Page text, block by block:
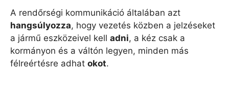
A rendőrségi kommunikáció általában azt
hangsúlyozza, hogy vezetés közben a jelzéseket
a jármű eszközeivel kell adni, a kéz csak a
kormányon és a váltón legyen, minden más
félreértésre adhat okot.